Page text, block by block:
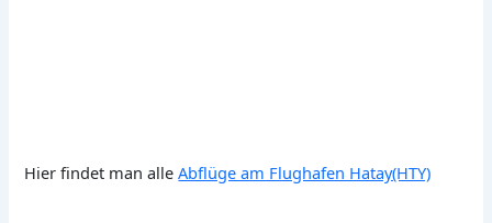
Hier findet man alleAbflüge am Flughafen Hatay(HTY)